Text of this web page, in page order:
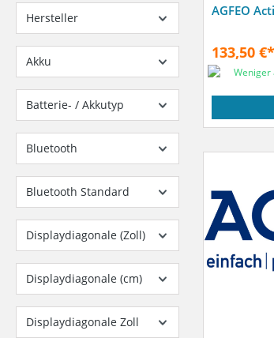
Hersteller
Akku
Batterie- / Akkutyp
Bluetooth
Bluetooth Standard
Displaydiagonale (Zoll)
Displaydiagonale (cm)
Displaydiagonale Zoll
AGFEO
133,50 €*
Weniger